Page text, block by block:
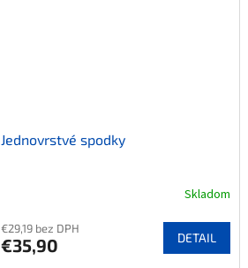
Jednovrstvé spodky
Skladom
€29,19 bez DPH
€35,90 DETAIL